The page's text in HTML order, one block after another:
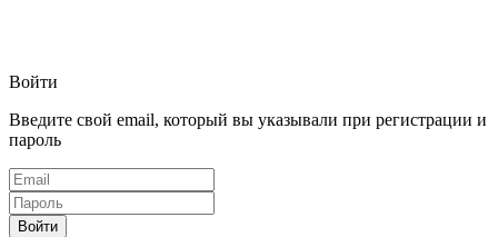
Войти
Введите свой email, который вы указывали при регистрации и
пароль
Войти